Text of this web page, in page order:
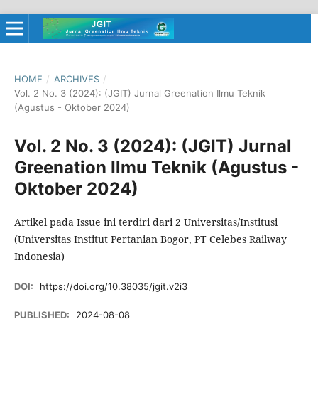
HOME / ARCHIVES /
Vol. 2 No. 3 (2024): (JGIT) Jurnal Greenation Ilmu Teknik
(Agustus - Oktober 2024)
Vol. 2 No. 3 (2024): (JGIT) Jurnal
Greenation Ilmu Teknik (Agustus -
Oktober 2024)
Artikel pada Issue ini terdiri dari 2 Universitas/Institusi
(Universitas Institut Pertanian Bogor, PT Celebes Railway
Indonesia)
DOI: https://doi.org/10.38035/jgit.v2i3
PUBLISHED: 2024-08-08